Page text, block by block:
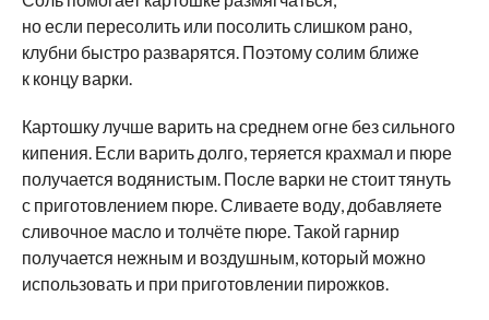
но если пересолить или посолить слишком рано,
клубни быстро разварятся. Поэтому солим ближе
к концу варки.
Картошку лучше варить на среднем огне без сильного
кипения. Если варить долго, теряется крахмал и пюре
получается водянистым. После варки не стоит тянуть
с приготовлением пюре. Сливаете воду, добавляете
сливочное масло и толчёте пюре. Такой гарнир
получается нежным и воздушным, который можно
использовать и при приготовлении пирожков.